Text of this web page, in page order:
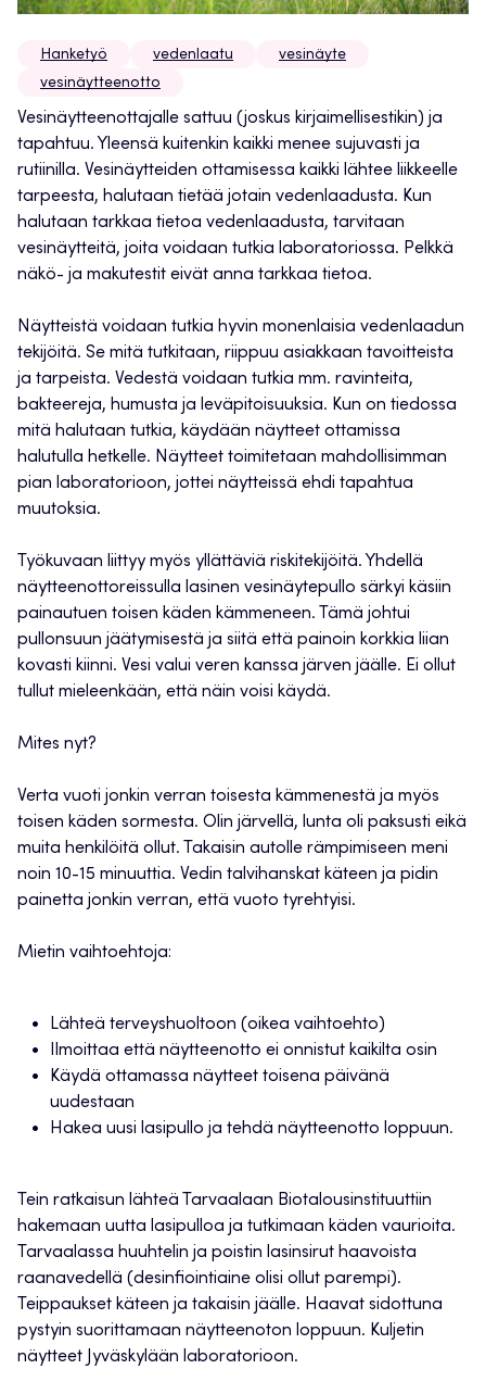
Hanketyö vedenlaatu
vesinäyte
vesinäytteenotto
Vesinäytteenottajalle sattuu (joskus kirjaimellisestikin) ja
tapahtuu. Yleensä kuitenkin kaikki menee sujuvasti ja
rutiinilla. Vesinäytteiden ottamisessa kaikki lähtee liikkeelle
tarpeesta, halutaan tietää jotain vedenlaadusta. Kun
halutaan tarkkaa tietoa vedenlaadusta, tarvitaan
vesinäytteitä, joita voidaan tutkia laboratoriossa. Pelkkä
näkö- ja makutestit eivät anna tarkkaa tietoa.
Näytteistä voidaan tutkia hyvin monenlaisia vedenlaadun
tekijöitä. Se mitä tutkitaan, riippuu asiakkaan tavoitteista
ja tarpeista. Vedestä voidaan tutkia mm. ravinteita,
bakteereja, humusta ja leväpitoisuuksia. Kun on tiedossa
mitä halutaan tutkia, käydään näytteet ottamissa
halutulla hetkelle. Näytteet toimitetaan mahdollisimman
pian laboratorioon, jottei näytteissä ehdi tapahtua
muutoksia.
Työkuvaan liittyy myös yllättäviä riskitekijöitä. Yhdellä
näytteenottoreissulla lasinen vesinäytepullo särkyi käsiin
painautuen toisen käden kämmeneen. Tämä johtui
pullonsuun jäätymisestä ja siitä että painoin korkkia liian
kovasti kiinni. Vesi valui veren kanssa järven jäälle. Ei ollut
tullut mieleenkään, että näin voisi käydä.
Mites nyt?
Verta vuoti jonkin verran toisesta kämmenestä ja myös
toisen käden sormesta. Olin järvellä, lunta oli paksusti eikä
muita henkilöitä ollut. Takaisin autolle rämpimiseen meni
noin 10-15 minuuttia. Vedin talvihanskat käteen ja pidin
painetta jonkin verran, että vuoto tyrehtyisi.
Mietin vaihtoehtoja:
Lähteä terveyshuoltoon (oikea vaihtoehto)
Ilmoittaa että näytteenotto ei onnistut kaikilta osin
Käydä ottamassa näytteet toisena päivänä
uudestaan
Hakea uusi lasipullo ja tehdä näytteenotto loppuun.
Tein ratkaisun lähteä Tarvaalaan Biotalousinstituuttiin
hakemaan uutta lasipulloa ja tutkimaan käden vaurioita.
Tarvaalassa huuhtelin ja poistin lasinsirut haavoista
raanavedellä (desinfiointiaine olisi ollut parempi).
Teippaukset käteen ja takaisin jäälle. Haavat sidottuna
pystyin suorittamaan näytteenoton loppuun. Kuljetin
näytteet Jyväskylään laboratorioon.